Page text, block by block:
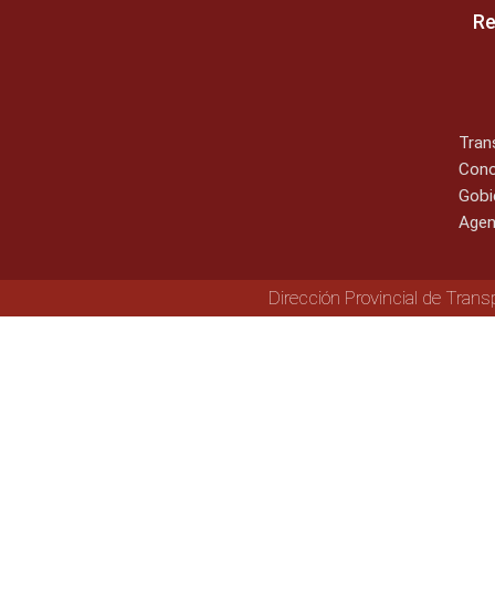
Dirección Provincial de